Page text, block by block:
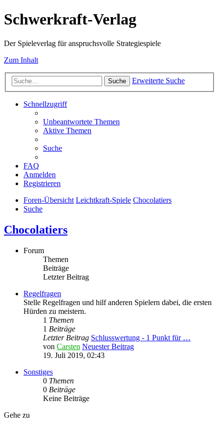
Schwerkraft-Verlag
Der Spieleverlag für anspruchsvolle Strategiespiele
Zum Inhalt
Suche Erweiterte Suche
Schnellzugriff
Unbeantwortete Themen
Aktive Themen
Suche
FAQ
Anmelden
Registrieren
Foren-Übersicht Leichtkraft-Spiele Chocolatiers
Suche
Chocolatiers
Forum
Themen
Beiträge
Letzter Beitrag
Regelfragen
Stelle Regelfragen und hilf anderen Spielern dabei, die ersten
Hürden zu meistern.
1 Themen
1 Beiträge
Letzter Beitrag Schlusswertung - 1 Punkt für …
von Carsten Neuester Beitrag
19. Juli 2019, 02:43
Sonstiges
0 Themen
0 Beiträge
Keine Beiträge
Gehe zu